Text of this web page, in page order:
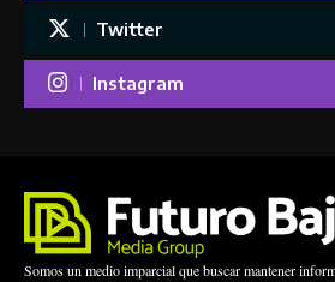
Twitter
Instagram
Somos un medio imparcial que buscar mantener